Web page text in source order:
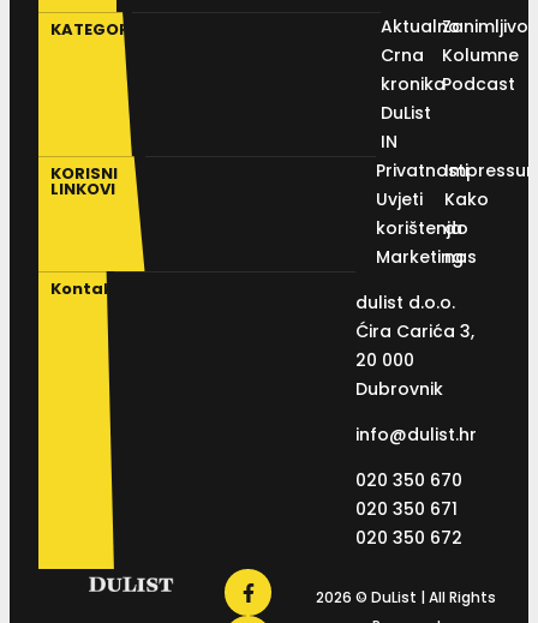
KATEGORIJE
Aktualno
Crna
kronika
DuList
IN
Kolumne
Podcast
KORISNI
LINKOVI
Privatnosti
Uvjeti
korištenja
Marketing
Kako
do
nas
Kontakt
dulist d.o.o.
Ćira Carića 3,
20 000
Dubrovnik
info@dulist.hr
020 350 670
020 350 671
020 350 672
2026 © DuList | All Rights